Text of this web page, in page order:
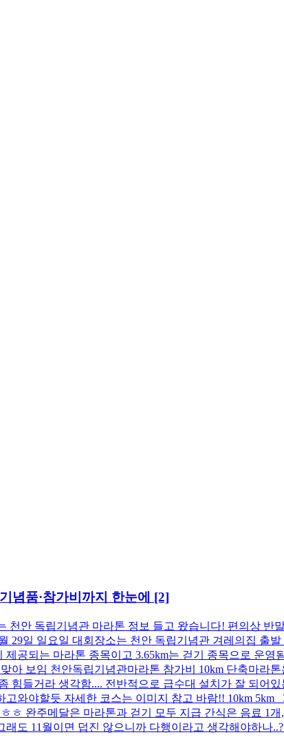
념품·참가비까지 한눈에 [2]
천안 독립기념관 마라톤 정보 들고 왔습니다! 편의상 반
29일 일요일 대회장소는 천안 독립기념관 겨레의집 출
제공되는 마라톤 종목이고 3.65km는 걷기 종목으로 운
보임 천안독립기념관마라톤 참가비 10km 단축마라톤
힘들거라 생각함.... 전반적으로 급수대 설치가 잘 되어
고와야할듯 자세한 코스는 이미지 참고 바람!! 10km
ㅎ 완주메달은 마라톤과 걷기 모두 지급 간식은 음료 1
도 11월이면 덥진 않으니까 다행이라고 생각해야하나